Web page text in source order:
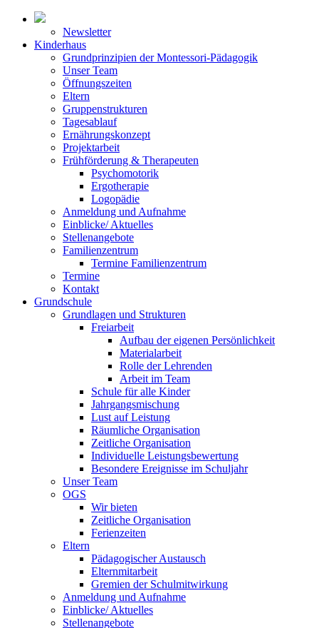
Newsletter
Kinderhaus
Grundprinzipien der Montessori-Pädagogik
Unser Team
Öffnungszeiten
Eltern
Gruppenstrukturen
Tagesablauf
Ernährungskonzept
Projektarbeit
Frühförderung & Therapeuten
Psychomotorik
Ergotherapie
Logopädie
Anmeldung und Aufnahme
Einblicke/ Aktuelles
Stellenangebote
Familienzentrum
Termine Familienzentrum
Termine
Kontakt
Grundschule
Grundlagen und Strukturen
Freiarbeit
Aufbau der eigenen Persönlichkeit
Materialarbeit
Rolle der Lehrenden
Arbeit im Team
Schule für alle Kinder
Jahrgangsmischung
Lust auf Leistung
Räumliche Organisation
Zeitliche Organisation
Individuelle Leistungsbewertung
Besondere Ereignisse im Schuljahr
Unser Team
OGS
Wir bieten
Zeitliche Organisation
Ferienzeiten
Eltern
Pädagogischer Austausch
Elternmitarbeit
Gremien der Schulmitwirkung
Anmeldung und Aufnahme
Einblicke/ Aktuelles
Stellenangebote